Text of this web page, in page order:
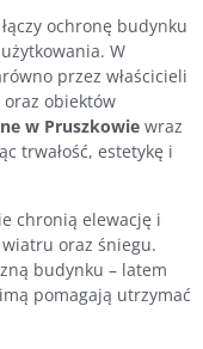
ochronę budynku
W
przez właścicieli
obiektów
w Pruszkowie wraz
trwałość, estetykę i
chronią elewację i
wiatru oraz śniegu.
budynku – latem
pomagają utrzymać